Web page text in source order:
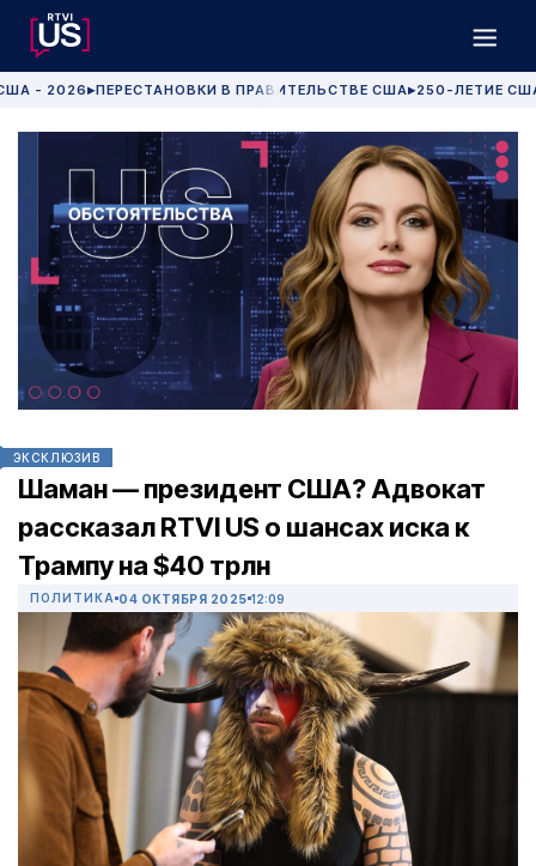
- 2026 ▶ПЕРЕСТАНОВКИ В ПРАВИТЕЛЬСТВЕ США▶250-ЛЕТИЕ
ЭКСКЛЮЗИВ
Шаман — президент США? Адвокат
рассказал RTVI US о шансах иска к
Трампу на $40 трлн
ПОЛИТИКА 04 ОКТЯБРЯ 2025 12:09